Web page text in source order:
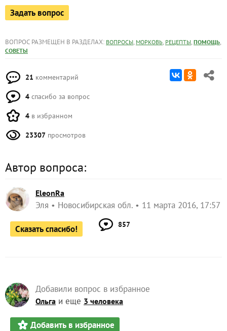
Задать вопрос
ВОПРОС РАЗМЕЩЕН В РАЗДЕЛАХ: ВОПРОСЫ, МОРКОВЬ, РЕЦЕПТЫ, ПОМОЩЬ,
СОВЕТЫ
21 комментарий
4 спасибо за вопрос
4 в избранном
23307 просмотров
Автор вопроса:
EleonRa
Эля Новосибирская обл. 11 марта 2016, 17:57
Сказать спасибо! 857
Добавили вопрос в избранное
Ольга и еще 3 человека
Добавить в избранное